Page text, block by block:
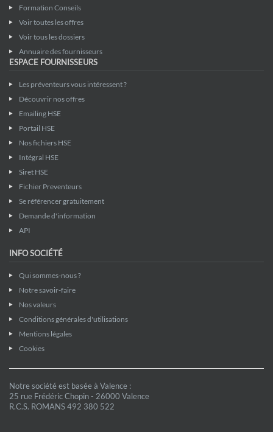
Formation Conseils
Voir toutes les offres
Voir tous les dossiers
Annuaire des fournisseurs
ESPACE FOURNISSEURS
Les préventeurs vous intéressent ?
Découvrir nos offres
Emailing HSE
Portail HSE
Nos fichiers HSE
Intégral HSE
Siret HSE
Fichier Preventeurs
Se référencer gratuitement
Demande d'information
API
INFO SOCIÉTÉ
Qui sommes-nous ?
Notre savoir-faire
Nos valeurs
Conditions générales d'utilisations
Mentions légales
Cookies
Notre société est basée à Valence :
25 rue Frédéric Chopin - 26000 Valence
R.C.S. ROMANS 492 380 522